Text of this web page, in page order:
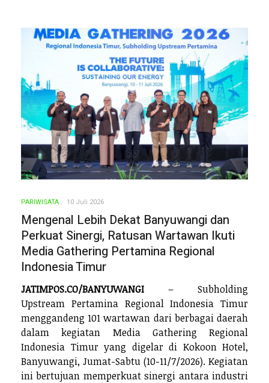
PARIWISATA 10 Juli 2026
Mengenal Lebih Dekat Banyuwangi dan
Perkuat Sinergi, Ratusan Wartawan Ikuti
Media Gathering Pertamina Regional
Indonesia Timur
JATIMPOS.CO/BANYUWANGI – Subholding
Upstream Pertamina Regional Indonesia Timur
menggandeng 101 wartawan dari berbagai daerah
dalam kegiatan Media Gathering Regional
Indonesia Timur yang digelar di Kokoon Hotel,
Banyuwangi, Jumat-Sabtu (10-11/7/2026). Kegiatan
ini bertujuan memperkuat sinergi antara industri